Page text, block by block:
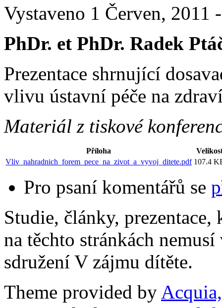
Vystaveno 1 Červen, 2011
PhDr. et PhDr. Radek
Prezentace shrnující
vlivu ústavní péče na
Materiál z tiskové
Příloha
Vliv_nahradnich_forem_pece_na_zivot_a_vyvoj_ditete.pdf 107.4
Pro psaní komentářů se
Studie, články,
na těchto stránkách
sdružení V zájmu dítěte.
Theme provided by